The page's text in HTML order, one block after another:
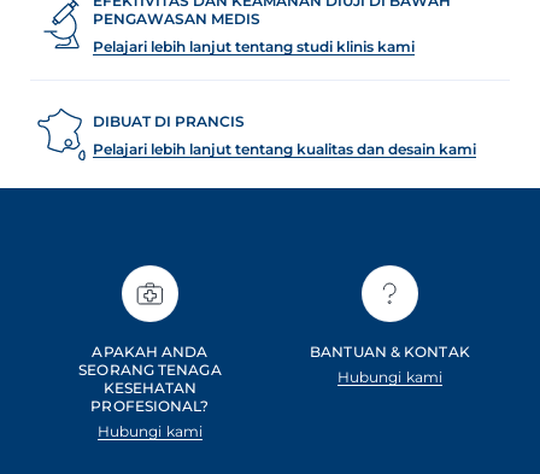
PENGAWASAN MEDIS
Pelajari lebih lanjut tentang studi klinis kami
DIBUAT DI PRANCIS
Pelajari lebih lanjut tentang kualitas dan desain kami
APAKAH ANDA
SEORANG TENAGA
KESEHATAN
PROFESIONAL?
Hubungi kami
BANTUAN & KONTAK
Hubungi kami